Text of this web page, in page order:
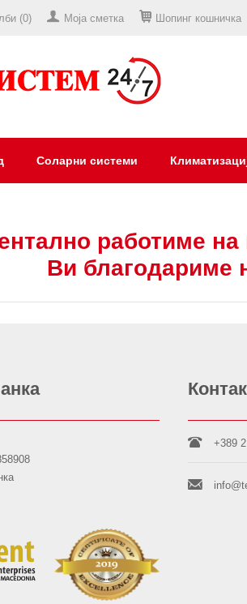
(0) Моја сметка Шопинг кошничка
Соларни системи
работиме
Ви благодариме
+389